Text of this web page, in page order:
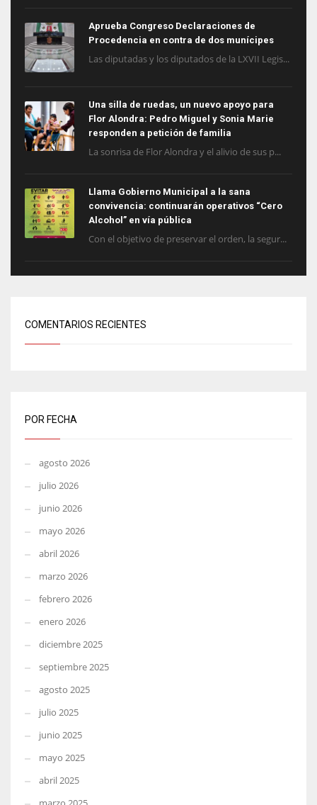
Aprueba Congreso Declaraciones de
Procedencia en contra de dos munícipes
Las diputadas y los diputados de la LXVII Legis...
Una silla de ruedas, un nuevo apoyo para
Flor Alondra: Pedro Miguel y Sonia Marie
responden a petición de familia
La sonrisa de Flor Alondra y el alivio de sus p...
Llama Gobierno Municipal a la sana
convivencia: continuarán operativos “Cero
Alcohol” en vía pública
Con el objetivo de preservar el orden, la segur...
COMENTARIOS RECIENTES
POR FECHA
agosto 2026
julio 2026
junio 2026
mayo 2026
abril 2026
marzo 2026
febrero 2026
enero 2026
diciembre 2025
septiembre 2025
agosto 2025
julio 2025
junio 2025
mayo 2025
abril 2025